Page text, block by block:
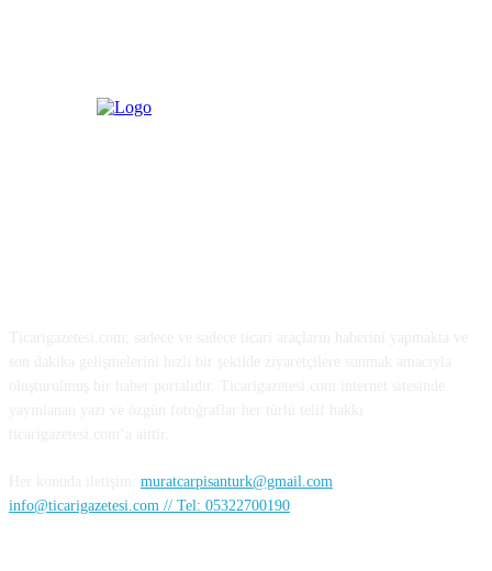
muratcarpisanturk@gmail.com
info@ticarigazetesi.com // Tel: 05322700190